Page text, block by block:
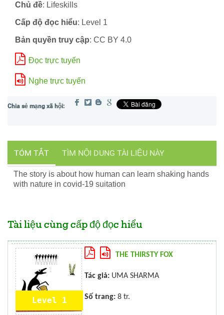
Chủ đề: Lifeskills
Cấp độ đọc hiểu: Level 1
Bản quyền truy cập: CC BY 4.0
Đọc trực tuyến
Nghe trực tuyến
TÓM TẮT TÌM NỘI DUNG TÀI LIỆU NÀY
The story is about how human can learn shaking hands
with nature in covid-19 suitation
Tài liệu cùng cấp độ đọc hiểu
Level 1
THE THIRSTY FOX
Tác giả: UMA SHARMA
Số trang: 8 tr.